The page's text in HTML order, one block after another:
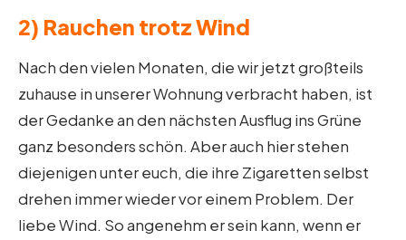
2) Rauchen trotz Wind
Nach den vielen Monaten, die wir jetzt großteils
zuhause in unserer Wohnung verbracht haben, ist
der Gedanke an den nächsten Ausflug ins Grüne
ganz besonders schön. Aber auch hier stehen
diejenigen unter euch, die ihre Zigaretten selbst
drehen immer wieder vor einem Problem. Der
liebe Wind. So angenehm er sein kann, wenn er